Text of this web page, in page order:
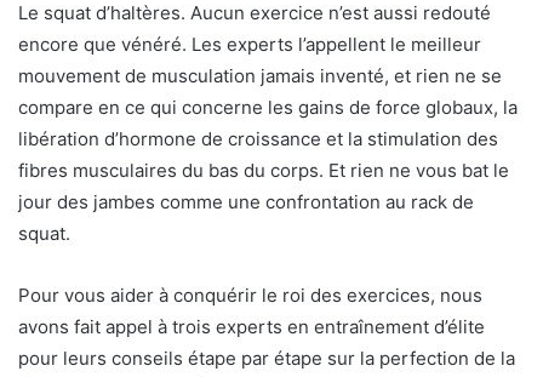
Le squat d’haltères. Aucun exercice n’est aussi redouté
encore que vénéré. Les experts l’appellent le meilleur
mouvement de musculation jamais inventé, et rien ne se
compare en ce qui concerne les gains de force globaux, la
libération d’hormone de croissance et la stimulation des
fibres musculaires du bas du corps. Et rien ne vous bat le
jour des jambes comme une confrontation au rack de
squat.
Pour vous aider à conquérir le roi des exercices, nous
avons fait appel à trois experts en entraînement d’élite
pour leurs conseils étape par étape sur la perfection de la